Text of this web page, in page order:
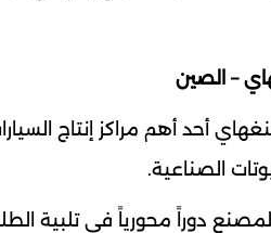
أحد أهم مراكز إنتاج السيارات
الصناعية.
دوراً محورياً في تلبية